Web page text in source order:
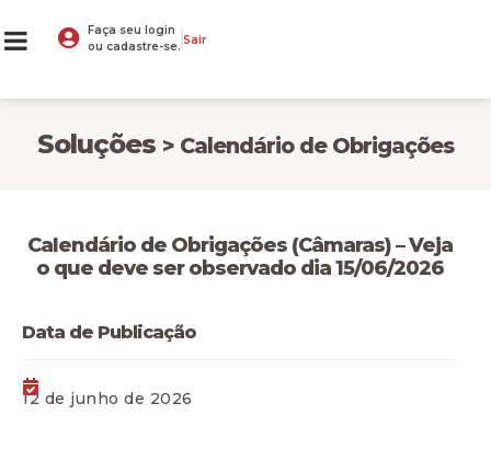
Faça seu login
ou cadastre-se. Sair
Soluções > Calendário de Obrigações
Calendário de Obrigações (Câmaras) – Veja
o que deve ser observado dia 15/06/2026
Data de Publicação
12 de junho de 2026